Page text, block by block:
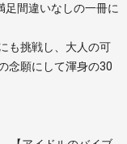
足間違いなしの一冊に
も挑戦し、大人の可
念願にして渾身の30